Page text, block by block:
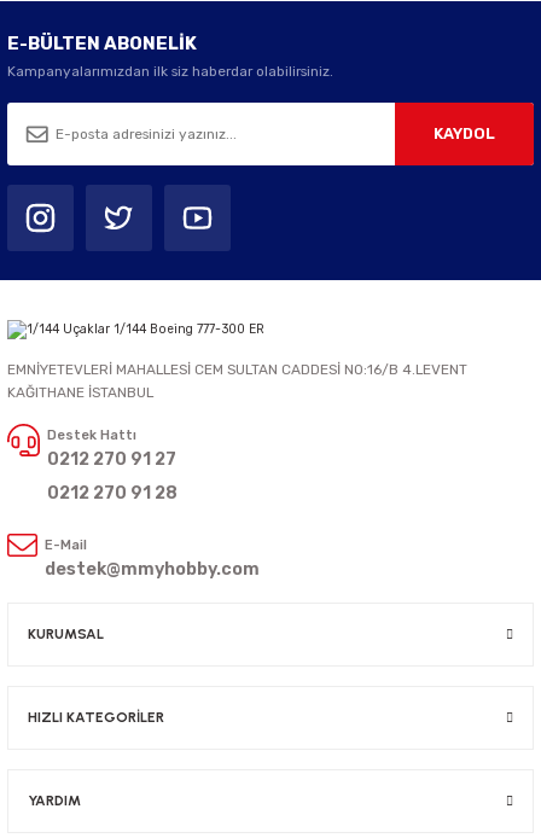
E-BÜLTEN ABONELİK
Kampanyalarımızdan ilk siz haberdar olabilirsiniz.
KAYDOL
EMNİYETEVLERİ MAHALLESİ CEM SULTAN CADDESİ NO:16/B 4.LEVENT
KAĞITHANE İSTANBUL
Destek Hattı
0212 270 91 27
0212 270 91 28
E-Mail
destek@mmyhobby.com
KURUMSAL
HIZLI KATEGORİLER
YARDIM